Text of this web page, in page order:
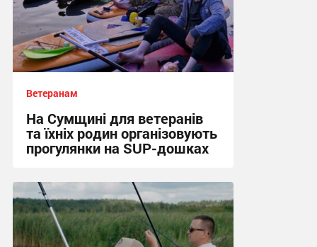
Ветеранам
На Сумщині для ветеранів
та їхніх родин організовують
прогулянки на SUP-дошках
17:06 вчора